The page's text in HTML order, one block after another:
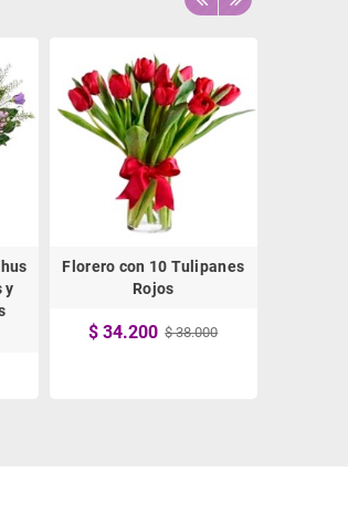
y
Florero con 10 Tulipanes
Rojos
$ 34.200 $ 38.000